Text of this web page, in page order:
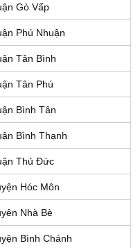
Gò Vấp
Phú Nhuận
Tân Bình
Tân Phú
Bình Tân
Bình Thạnh
Thủ Đức
Hóc Môn
Nhà Bè
Bình Chánh